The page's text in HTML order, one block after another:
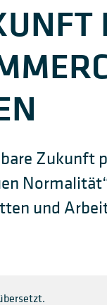
Zukunft
und